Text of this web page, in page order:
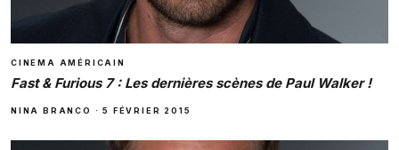
CINEMA AMÉRICAIN
Fast & Furious 7 : Les dernières scènes de Paul Walker !
NINA BRANCO ·5 FÉVRIER 2015